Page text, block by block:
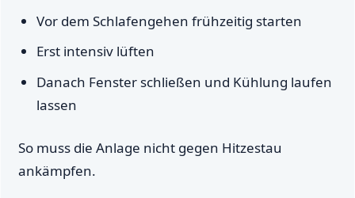
Vor dem Schlafengehen frühzeitig starten
Erst intensiv lüften
Danach Fenster schließen und Kühlung laufen
lassen
So muss die Anlage nicht gegen Hitzestau
ankämpfen.